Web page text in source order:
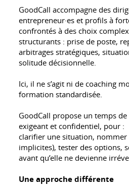
GoodCall accompagne des
entrepreneur·es et profils à
confrontés à des choix
structurants : prise de poste,
arbitrages stratégiques,
solitude décisionnelle.
Ici, il ne s’agit ni de coaching
formation standardisée.
GoodCall propose un temps
exigeant et confidentiel, pour :
clarifier une situation, nommer
implicites), tester des options,
avant qu’elle ne devienne
Une approche différente